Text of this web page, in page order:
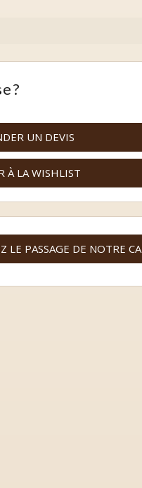
UN DEVIS
À LA WISHLIST
LE PASSAGE DE NOTRE